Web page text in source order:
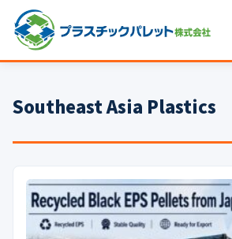
パレットサイズ
プラパレット
コンテナ
中古パレット
Southeast Asia Plastics